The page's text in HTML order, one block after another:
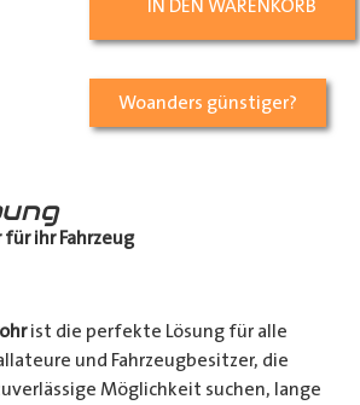
IN DEN WARENKORB
Woanders günstiger?
ihr Fahrzeug
ist die perfekte Lösung für alle
und Fahrzeugbesitzer, die
Möglichkeit suchen, lange